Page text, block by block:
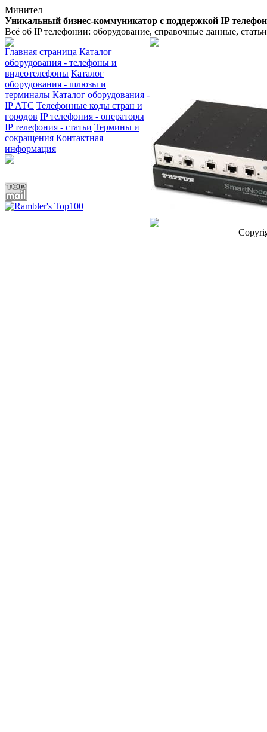
Минител
Уникальный бизнес-коммуникатор с поддержкой IP
Всё об IP телефонии: оборудование, справочные данные,
Главная страница Каталог
оборудования - телефоны и
видеотелефоны Каталог
оборудования - шлюзы и
терминалы Каталог оборудования -
IP АТС Телефонные коды стран и
городов IP телефония - операторы
IP телефония - статьи Термины и
сокращения Контактная
информация